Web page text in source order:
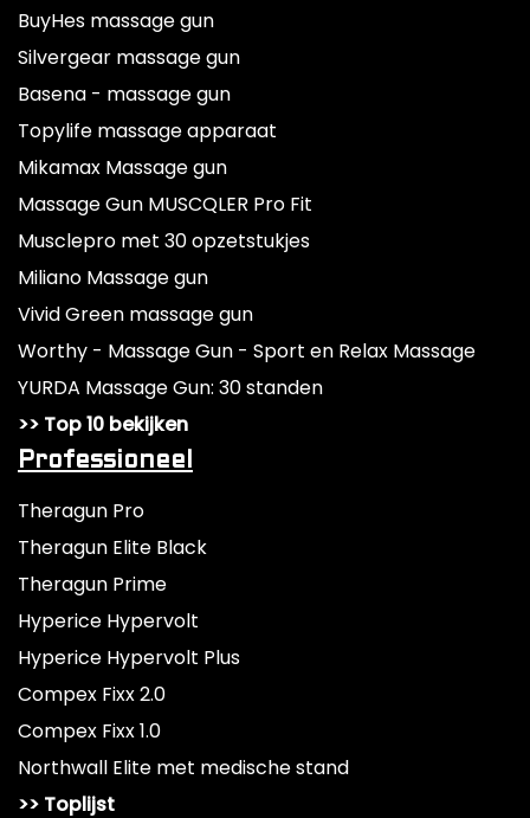
BuyHes massage gun
Silvergear massage gun
Basena - massage gun
Topylife massage apparaat
Mikamax Massage gun
Massage Gun MUSCQLER Pro Fit
Musclepro met 30 opzetstukjes
Miliano Massage gun
Vivid Green massage gun
Worthy - Massage Gun - Sport en Relax Massage
YURDA Massage Gun: 30 standen
>> Top 10 bekijken
Professioneel
Theragun Pro
Theragun Elite Black
Theragun Prime
Hyperice Hypervolt
Hyperice Hypervolt Plus
Compex Fixx 2.0
Compex Fixx 1.0
Northwall Elite met medische stand
>> Toplijst